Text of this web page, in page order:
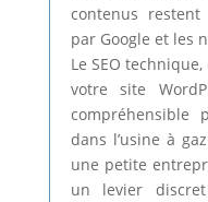
contenus
par Google et les
Le SEO
votre site
compréhensible
dans l’usine à
une petite
un levier